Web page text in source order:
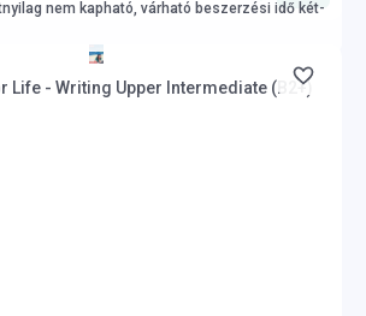
nem kapható, várható beszerzési idő két-
Life - Writing Upper Intermediate (B2+)